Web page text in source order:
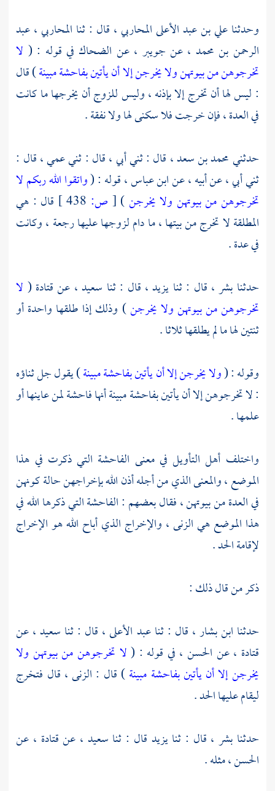
وحدثناعلي بن عبد الأعلى المحاربي ، قال : ثنا المحاربي ، عبد
الرحمن بن محمد ، عن جويبر ،عن الضحاك في قوله : ( لا
تخرجوهن من بيوتهن ولا يخرجن إلا أن يأتين بفاحشة مبينة) قال
: ليس لها أن تخرج إلا بإذنه ، وليس للزوج أن يخرجها ما كانت
في العدة ، فإن خرجت فلا سكنى لها ولا نفقة .
حدثنيمحمد بن سعد ، قال : ثني أبي ، قال : ثني عمي ، قال :
ثني أبي ، عن أبيه ، عنابن عباس ،قوله : (واتقوا الله ربكم لا
تخرجوهن من بيوتهن ولا يخرجن)
[ ص:
قال : هي
المطلقة لا تخرج من بيتها ، ما دام لزوجها عليها رجعة ، وكانت
في عدة .
حدثنا بشر ، قال : ثنا يزيد ، قال : ثنا سعيد ، عنقتادة ( لا
تخرجوهن من بيوتهن ولا يخرجن) وذلك إذا طلقها واحدة أو
ثنتين لها ما لم يطلقها ثلاثا .
وقوله : (ولا يخرجن إلا أن يأتين بفاحشة مبينة) يقول جل ثناؤه
: لا تخرجوهن إلا أن يأتين بفاحشة مبينة أنها فاحشة لمن عاينها أو
علمها .
واختلف أهل التأويل في معنى الفاحشة التي ذكرت في هذا
الموضع ، والمعنى الذي من أجله أذن الله بإخراجهن حالة كونهن
في العدة من بيوتهن ، فقال بعضهم : الفاحشة التي ذكرها الله في
هذا الموضع هي الزنى ، والإخراج الذي أباح الله هو الإخراج
لإقامة الحد .
ذكر من قال ذلك :
حدثنا ابن بشار ، قال : ثناعبد الأعلى ، قال : ثنا سعيد ،عن
قتادة ،عن الحسن ، في قوله : (لا تخرجوهن من بيوتهن ولا
يخرجن إلا أن يأتين بفاحشة مبينة) قال : الزنى ، قال فتخرج
ليقام عليها الحد .
حدثنا بشر ، قال : ثنايزيد قال : ثنا سعيد ، عنقتادة ، عن
الحسن ،مثله .